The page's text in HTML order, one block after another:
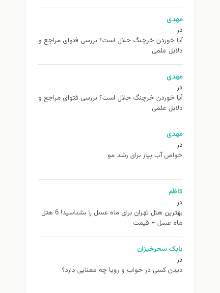
مهدی
در
آیا خوردن خرچنگ حلال است؟ بررسی فتوای مراجع و
دلایل علمی
مهدی
در
آیا خوردن خرچنگ حلال است؟ بررسی فتوای مراجع و
دلایل علمی
مهدی
در
خواص آب پیاز برای رشد مو
کاظم
در
بهترین هتل تهران برای ماه عسل را بشناسید! 6 هتل
ماه عسل + قیمت
بابک سحرخیزان
در
دیدن کسی در خواب و رویا چه معنایی دارد؟